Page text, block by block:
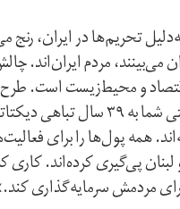
تحریم‌ها در ایران،
می‌بینند، مردم ایران‌اند.
و محیط‌زیست است.
روشنی در رابطه با تحویل غذا و دارو دارد که
همه پول‌ها را برای
پی‌گیری کرده‌اند. کاری
مردمش سرمایه‌گذاری